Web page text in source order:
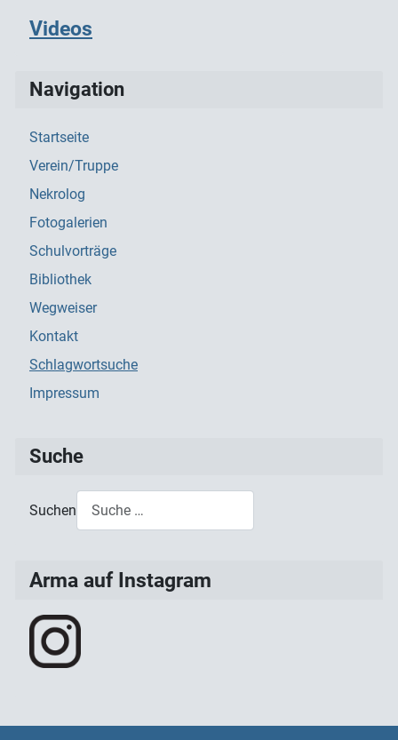
Videos
Navigation
Startseite
Verein/Truppe
Nekrolog
Fotogalerien
Schulvorträge
Bibliothek
Wegweiser
Kontakt
Schlagwortsuche
Impressum
Suche
Suchen
Arma auf Instagram